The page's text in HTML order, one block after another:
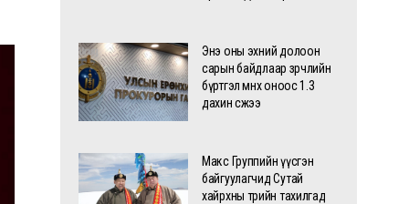
Энэ оны эхний долоон
сарын байдлаар зөрчлийн
бүртгэл өмнөх оноос 1.3
дахин өсжээ
Макс Группийн үүсгэн
байгуулагчид Сутай
хайрхны төрийн тахилгад